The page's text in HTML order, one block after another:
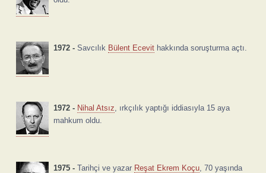
1972 - Savcılık Bülent Ecevithakkında soruşturma açtı.
1972 - Nihal Atsız , ırkçılık yaptığı iddiasıyla 15 aya
mahkum oldu.
1975 - Tarihçi ve yazar Reşat Ekrem Koçu, 70 yaşında